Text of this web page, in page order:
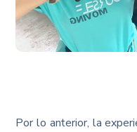
Por lo anterior, la